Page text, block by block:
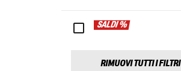
SALDI %
RIMUOVI TUTTI I FILTRI